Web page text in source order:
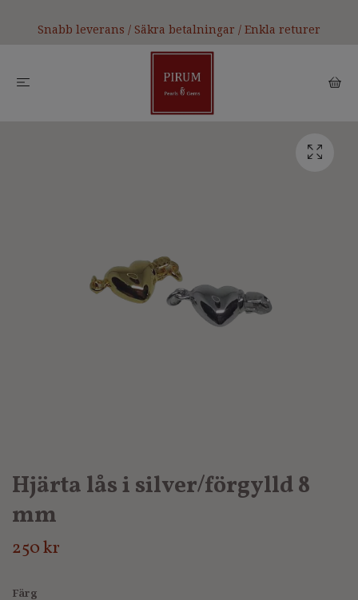
Snabb leverans / Säkra betalningar / Enkla returer
Hjärta lås i silver/förgylld 8
mm
250 kr
Färg